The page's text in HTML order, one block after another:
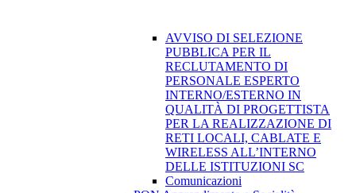
AVVISO DI SELEZIONE
PUBBLICA PER IL
RECLUTAMENTO DI
PERSONALE ESPERTO
INTERNO/ESTERNO IN
QUALITÀ DI PROGETTISTA
PER LA REALIZZAZIONE DI
RETI LOCALI, CABLATE E
WIRELESS ALL’INTERNO
DELLE ISTITUZIONI SC
Comunicazioni